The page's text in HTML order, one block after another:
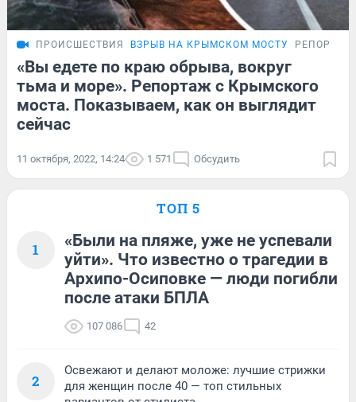
ПРОИСШЕСТВИЯ ВЗРЫВ НА КРЫМСКОМ МОСТУ РЕПОРТАЖ
«Вы едете по краю обрыва, вокруг
тьма и море». Репортаж с Крымского
моста. Показываем, как он выглядит
сейчас
11 октября, 2022, 14:24 1 571 Обсудить
ТОП 5
1
«Были на пляже, уже не успевали
уйти». Что известно о трагедии в
Архипо-Осиповке — люди погибли
после атаки БПЛА
107 086 42
2
Освежают и делают моложе: лучшие стрижки
для женщин после 40 — топ стильных